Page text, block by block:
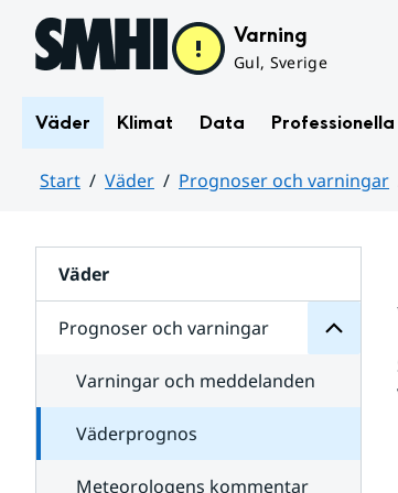
Hoppa till sidans innehåll Varning
Gul, Sverige
Väder Klimat Data
Start Väder Prognoser och varningar
Väder
Prognoser och varningar
för
varningar
Varningar och meddelanden
Väderprognos
Meteorologens kommentar